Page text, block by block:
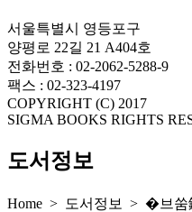
서울특별시 영등포구
양평로 22길 21 A404호
전화번호 : 02-2062-5288-9
팩스 : 02-323-4197
COPYRIGHT (C) 2017
SIGMA BOOKS RIGHTS
도서정보
Home > 도서정보 > �브쑴